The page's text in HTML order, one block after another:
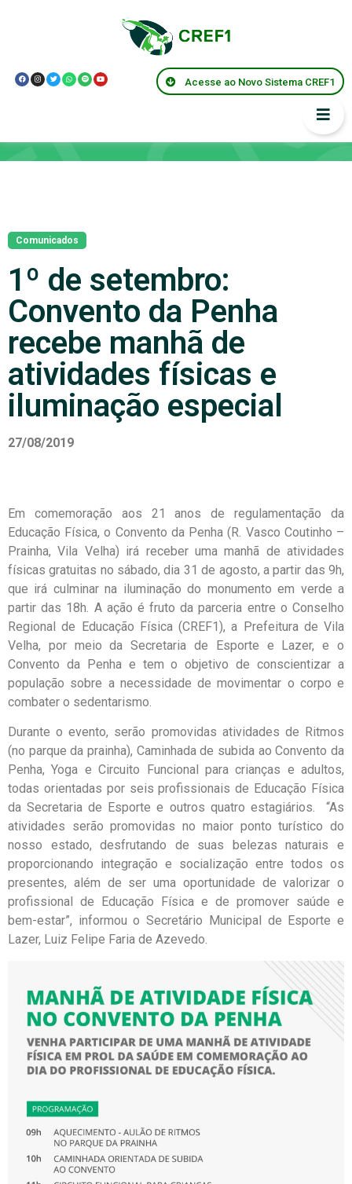
Acesse ao Novo Sistema CREF1
Comunicados
1º de setembro:
Convento da Penha
recebe manhã de
atividades físicas e
iluminação especial
27/08/2019
Em comemoração aos 21 anos de regulamentação da
Educação Física, o Convento da Penha (R. Vasco Coutinho –
Prainha, Vila Velha) irá receber uma manhã de atividades
físicas gratuitas no sábado, dia 31 de agosto, a partir das 9h,
que irá culminar na iluminação do monumento em verde a
partir das 18h. A ação é fruto da parceria entre o Conselho
Regional de Educação Física (CREF1), a Prefeitura de Vila
Velha, por meio da Secretaria de Esporte e Lazer, e o
Convento da Penha e tem o objetivo de conscientizar a
população sobre a necessidade de movimentar o corpo e
combater o sedentarismo.
Durante o evento, serão promovidas atividades de Ritmos
(no parque da prainha), Caminhada de subida ao Convento da
Penha, Yoga e Circuito Funcional para crianças e adultos,
todas orientadas por seis profissionais de Educação Física
da Secretaria de Esporte e outros quatro estagiários. “As
atividades serão promovidas no maior ponto turístico do
nosso estado, desfrutando de suas belezas naturais e
proporcionando integração e socialização entre todos os
presentes, além de ser uma oportunidade de valorizar o
profissional de Educação Física e de promover saúde e
bem-estar”, informou o Secretário Municipal de Esporte e
Lazer, Luiz Felipe Faria de Azevedo.